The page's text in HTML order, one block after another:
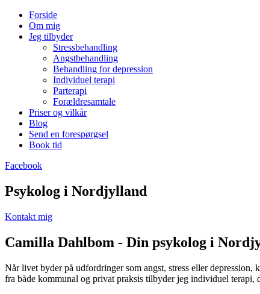
Forside
Om mig
Jeg tilbyder
Stressbehandling
Angstbehandling
Behandling for depression
Individuel terapi
Parterapi
Forældresamtale
Priser og vilkår
Blog
Send en forespørgsel
Book tid
Facebook
Psykolog i Nordjylland
Kontakt mig
Camilla Dahlbom - Din psykolog i
Når livet byder på udfordringer som angst, stress eller
fra både kommunal og privat praksis tilbyder jeg individuel terapi,